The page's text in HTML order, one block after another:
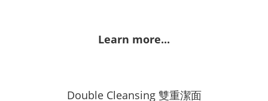
Learn more...
Double Cleansing 雙重潔面